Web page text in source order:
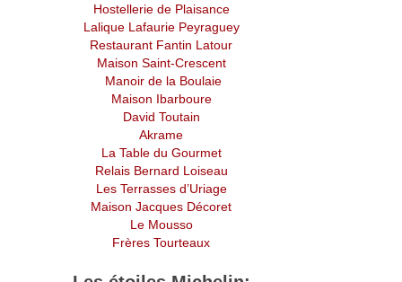
Hostellerie de Plaisance
Lalique Lafaurie Peyraguey
Restaurant Fantin Latour
Maison Saint-Crescent
Manoir de la Boulaie
Maison Ibarboure
David Toutain
Akrame
La Table du Gourmet
Relais Bernard Loiseau
Les Terrasses d’Uriage
Maison Jacques Décoret
Le Mousso
Frères Tourteaux